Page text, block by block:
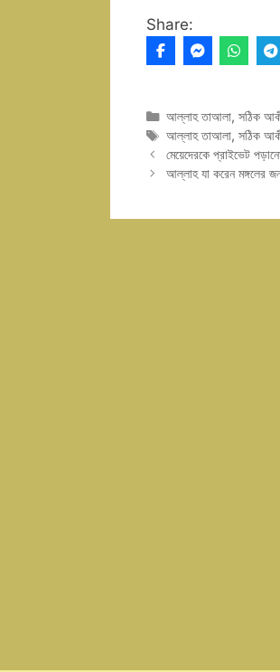
Share:
Categories
আল্লাহ তাআলা, সঠিক
Tags
আল্লাহ তাআলা, সঠিক
মেয়েদেরকে প্রাইভেট
আল্লাহ যা করেন মঙ্গলের